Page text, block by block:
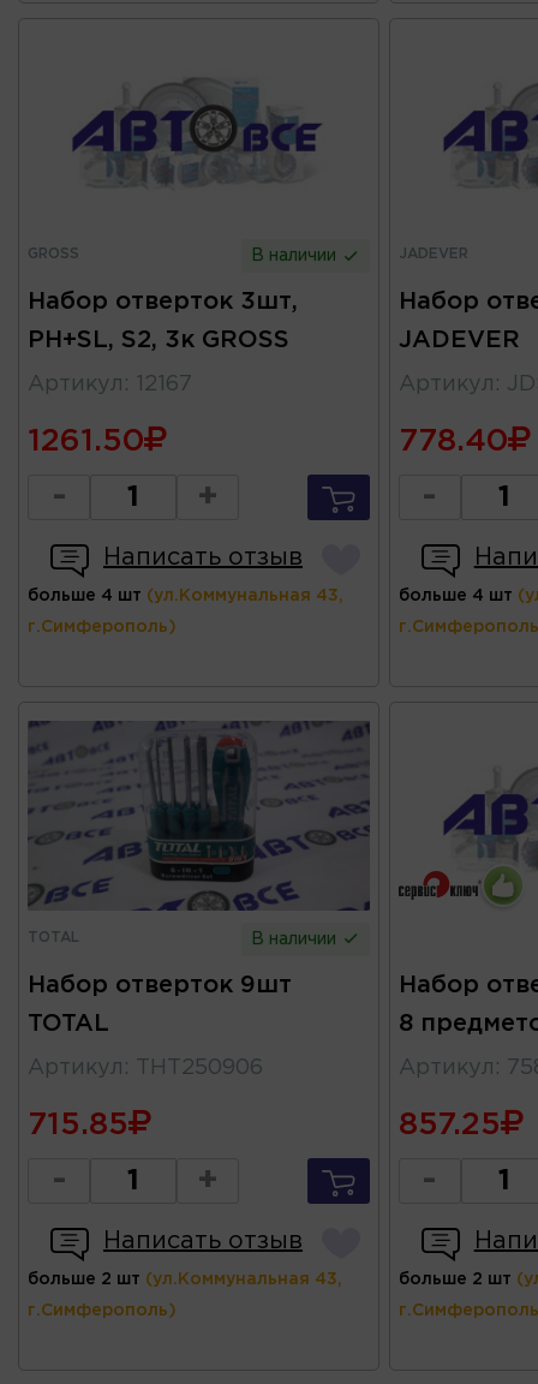
GROSS В наличии
Набор отверток 3шт,
PH+SL, S2, 3к GROSS
Артикул : 12167
1261.50
- +
Написать отзыв
больше 4 шт (ул.Коммунальная 43,
г.Симферополь)
JADEVER
Набор
JADEVER
Артикул :
778.40
-
больше 4 шт
TOTAL В наличии
Набор отверток 9шт
TOTAL
Артикул : THT250906
715.85
- +
Написать отзыв
больше 2 шт (ул.Коммунальная 43,
г.Симферополь)
Набор
8
Артикул :
857.25
-
больше 2 шт